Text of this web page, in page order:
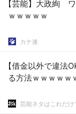
【芸能】大政絢
ｗｗｗｗｗ
カナ速
【借金以外で違法
る方法ｗｗｗｗｗ
芸能ネタはこれだけ